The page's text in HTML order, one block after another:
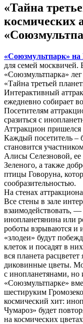
«Тайна
космических
«Союзмультпарк»
для семей москвичей.
«Союзмультпарка»
«Тайна третьей
Интерактивный
ежедневно собирает
Посетителям
сразиться с
Аттракцион
Каждый посетитель –
становится
Алисы Селезновой, ее
Зеленого, а также
птицы Говоруна,
сообразительностью.
На стенах
Все стены в зале
взаимодействовать,
инопланетянина или
роботы взрываются и
«злодеи» будут
клеток и посадят в
вся планета
диковинные цветы.
с инопланетянами, но
«Союзмультпарке»
шестируким
космический хит:
Чумароз» будет
на космических